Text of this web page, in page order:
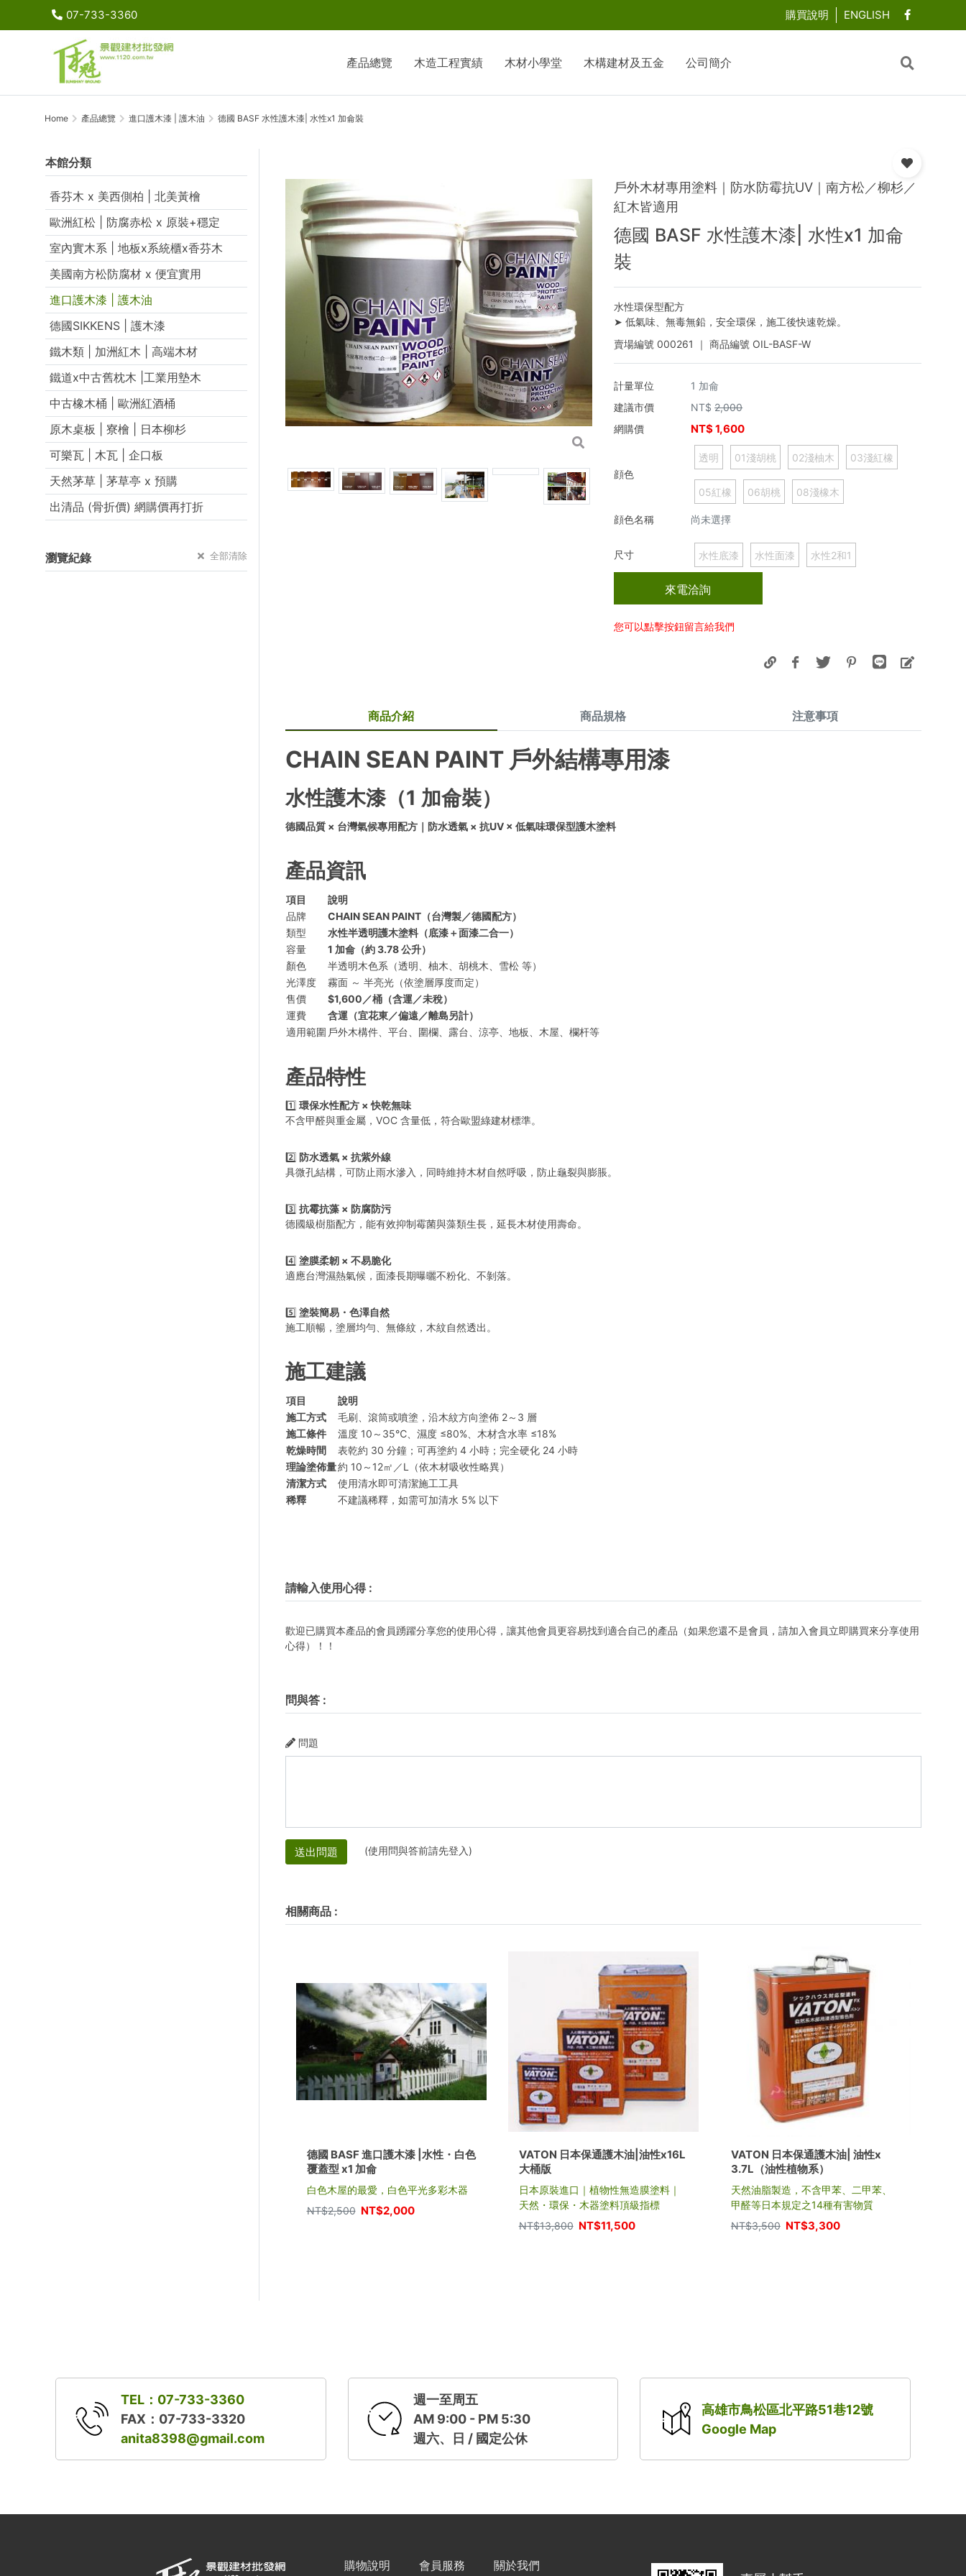
07-733-3360 購買說明 ENGLISH
產品總覽 木造工程實績 木材小學堂 木構建材及五金 公司簡介
Home 產品總覽 進口護木漆 | 護木油 德國 BASF 水性護木漆| 水性x1 加侖裝
本館分類
香芬木 x 美西側柏 | 北美黃檜
歐洲紅松 | 防腐赤松 x 原裝+穩定
室內實木系 | 地板x系統櫃x香芬木
美國南方松防腐材 x 便宜實用
進口護木漆 | 護木油
德國SIKKENS | 護木漆
鐵木類 | 加洲紅木 | 高端木材
鐵道x中古舊枕木 |工業用墊木
中古橡木桶 | 歐洲紅酒桶
原木桌板 | 寮檜 | 日本柳杉
可樂瓦 | 木瓦 | 企口板
天然茅草 | 茅草亭 x 預購
出清品 (骨折價) 網購價再打折
瀏覽紀錄 全部清除
戶外木材專用塗料｜防水防霉抗UV｜南方松／柳杉／
紅木皆適用
德國 BASF 水性護木漆| 水性x1 加侖
裝
水性環保型配方
➤ 低氣味、無毒無鉛，安全環保，施工後快速乾燥。
賣場編號 000261 ｜ 商品編號 OIL-BASF-W
計量單位
1 加侖
建議市價
NT$ 2,000
網購價
NT$1,600
顔色
透明 01淺胡桃 02淺柚木 03淺紅橡
05紅橡 06胡桃 08淺橡木
顔色名稱 尚未選擇
尺寸 水性底漆 水性面漆 水性2和1
來電洽詢
您可以點擊按鈕留言給我們
商品介紹 商品規格 注意事項
CHAIN SEAN PAINT 戶外結構專用漆
水性護木漆（1 加侖裝）
德國品質 × 台灣氣候專用配方｜防水透氣 × 抗UV × 低氣味環保型護木塗料
產品資訊
項目
說明
品牌
CHAIN SEAN PAINT（台灣製／德國配方）
類型
水性半透明護木塗料（底漆＋面漆二合一）
容量
1 加侖（約 3.78 公升）
顏色
半透明木色系（透明、柚木、胡桃木、雪松 等）
光澤度
霧面 ～ 半亮光（依塗層厚度而定）
售價
$1,600／桶（含運／未稅）
運費
含運（宜花東／偏遠／離島另計）
適用範圍 戶外木構件、平台、圍欄、露台、涼亭、地板、木屋、欄杆等
產品特性
1️⃣ 環保水性配方 × 快乾無味
不含甲醛與重金屬，VOC 含量低，符合歐盟綠建材標準。
2️⃣ 防水透氣 × 抗紫外線
具微孔結構，可防止雨水滲入，同時維持木材自然呼吸，防止龜裂與膨脹。
3️⃣ 抗霉抗藻 × 防腐防污
德國級樹脂配方，能有效抑制霉菌與藻類生長，延長木材使用壽命。
4️⃣ 塗膜柔韌 × 不易脆化
適應台灣濕熱氣候，面漆長期曝曬不粉化、不剝落。
5️⃣ 塗裝簡易・色澤自然
施工順暢，塗層均勻、無條紋，木紋自然透出。
施工建議
項目
說明
施工方式
毛刷、滾筒或噴塗，沿木紋方向塗佈 2～3 層
施工條件
溫度 10～35℃、濕度 ≤80%、木材含水率 ≤18%
乾燥時間
表乾約 30 分鐘；可再塗約 4 小時；完全硬化 24 小時
理論塗佈量約 10～12㎡／L（依木材吸收性略異）
清潔方式
使用清水即可清潔施工工具
稀釋
不建議稀釋，如需可加清水 5% 以下
請輸入使用心得:
歡迎已購買本產品的會員踴躍分享您的使用心得，讓其他會員更容易找到適合自己的產品（如果您還不是會員，請加入會員立即購買來分享使用
心得）！！
問與答:
問題
送出問題 (使用問與答前請先登入)
相關商品:
德國 BASF 進口護木漆 |水性・白色
覆蓋型 x1 加侖
白色木屋的最愛，白色平光多彩木器
NT$2,500 NT$2,000
VATON 日本保通護木油|油性x16L
大桶版
日本原裝進口｜植物性無造膜塗料｜
天然・環保・木器塗料頂級指標
NT$13,800 NT$11,500
VATON 日本保通護木油| 油性x
3.7L（油性植物系）
天然油脂製造，不含甲苯、二甲苯、
甲醛等日本規定之14種有害物質
NT$3,500 NT$3,300
TEL：07-733-3360
FAX：07-733-3320
anita8398@gmail.com
週一至周五
AM 9:00 - PM 5:30
週六、日 / 國定公休
高雄市鳥松區北平路51巷12號
Google Map
購物說明 會員服務 關於我們